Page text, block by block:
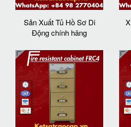
Sản Xuất Tủ Hồ Sơ Di
Động chính hãng